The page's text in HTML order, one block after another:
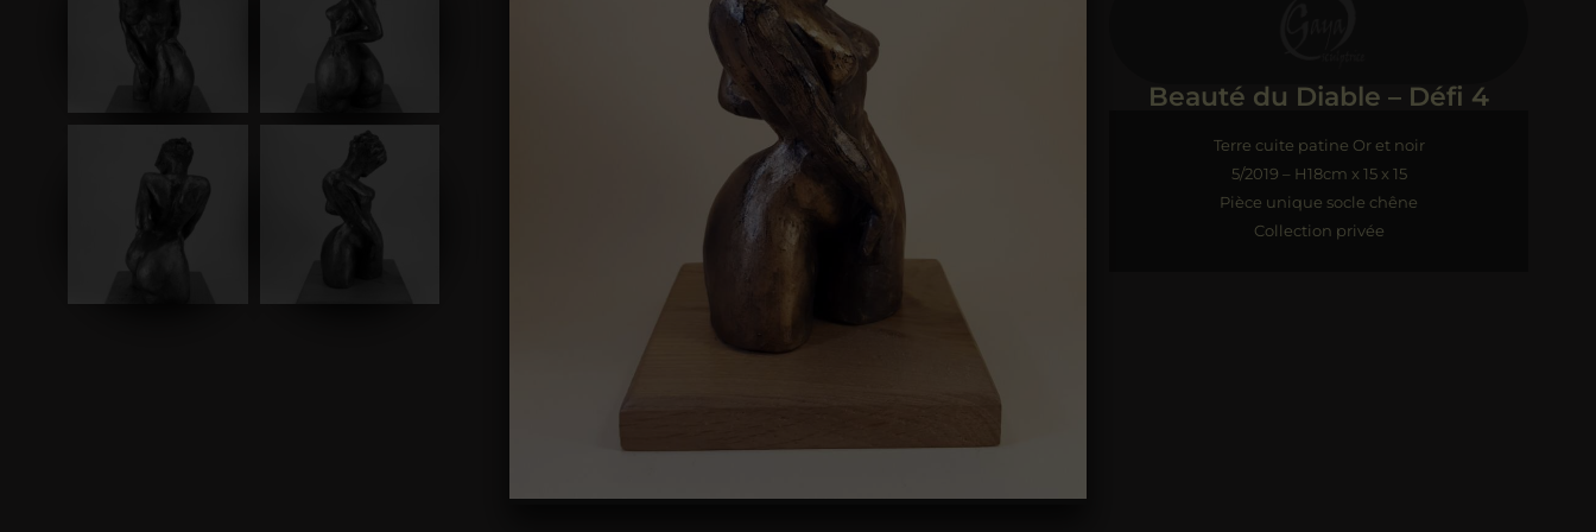
Beauté du Diable – Défi 4
Terre cuite patine Or et noir
5/2019 – H18cm x 15 x 15
Pièce unique socle chêne
Collection privée